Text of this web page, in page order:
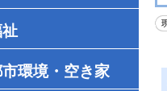
環境・空き家